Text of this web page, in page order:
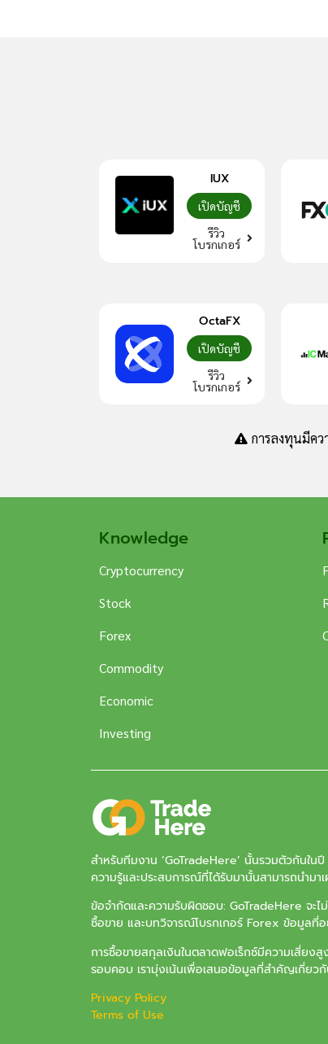
IUX
เปิดบัญชี
รีวิว
โบรกเกอร์
OctaFX
เปิดบัญชี
รีวิว
โบรกเกอร์
การลงทุนมีค
Knowledge
Cryptocurrency
Stock
Forex
Commodity
Economic
Investing
สำหรับทีมงาน ‘GoTradeHere’ นั้นรวมตัวกันใน
ความรู้และประสบการณ์ที่ได้รับมานั้นสามารถนำ
ข้อจำกัดและความรับผิดชอบ: GoTradeHere จะ
ซื้อขาย และบทวิจารณ์โบรกเกอร์ Forex ข้อมูลที่อ
การซื้อขายสกุลเงินในตลาดฟอเร็กซ์มีความเสี่ย
รอบคอบ เรามุ่งเน้นเพื่อเสนอข้อมูลที่สำคัญเกี่ยว
Privacy Policy
Terms of Use